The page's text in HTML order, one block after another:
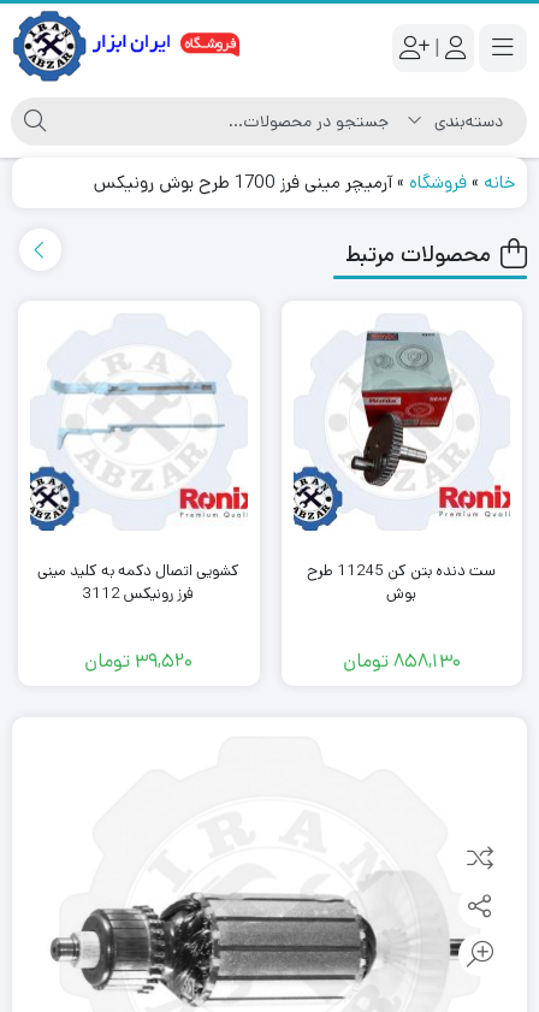
|
خانه »فروشگاه »آرمیچر مینی فرز 1700 طرح بوش رونیکس
محصولات مرتبط
ست دنده بتن کن 11245 طرح
بوش
858,130تومان
کشویی اتصال دکمه به کلید مینی
فرز رونیکس 3112
39,520 تومان